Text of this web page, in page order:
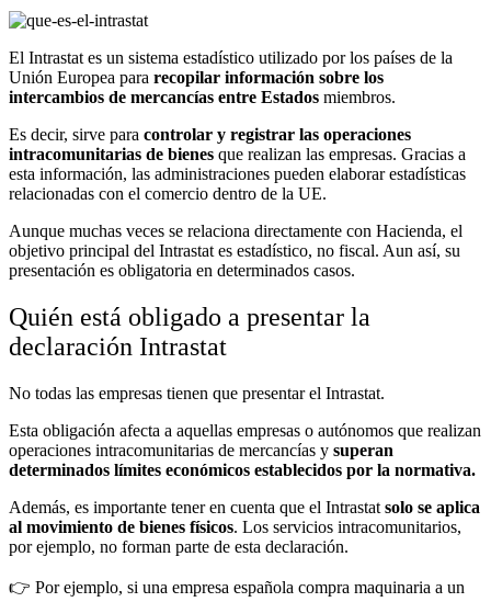
El Intrastat es un sistema estadístico utilizado por los países de la
Unión Europea para recopilar información sobre los
intercambios de mercancías entre Estados miembros.
Es decir, sirve para controlar y registrar las operaciones
intracomunitarias de bienes que realizan las empresas. Gracias a
esta información, las administraciones pueden elaborar estadísticas
relacionadas con el comercio dentro de la UE.
Aunque muchas veces se relaciona directamente con Hacienda, el
objetivo principal del Intrastat es estadístico, no fiscal. Aun así, su
presentación es obligatoria en determinados casos.
Quién está obligado a presentar la
declaración Intrastat
No todas las empresas tienen que presentar el Intrastat.
Esta obligación afecta a aquellas empresas o autónomos que realizan
operaciones intracomunitarias de mercancías y superan
determinados límites económicos establecidos por la normativa.
Además, es importante tener en cuenta que el Intrastat solo se aplica
al movimiento de bienes físicos. Los servicios intracomunitarios,
por ejemplo, no forman parte de esta declaración.
👉 Por ejemplo, si una empresa española compra maquinaria a un